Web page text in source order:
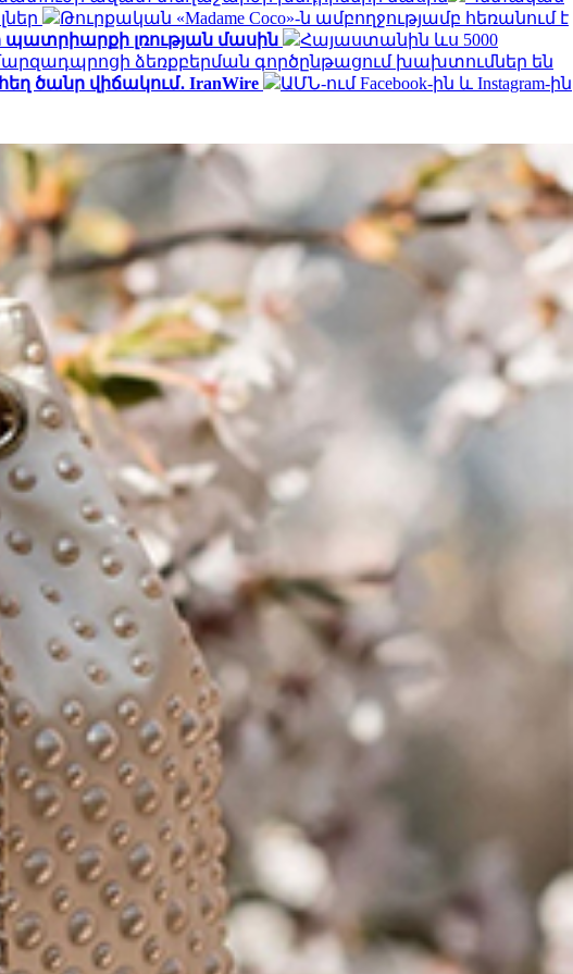
Թուրքական «Madame Coco»-ն ամբողջությամբ հեռանում է
լռության մասին
Հայաստանին ևս 5000
ձեռքբերման գործընթացում խախտումներ են
ծանր վիճակում․ IranWire
ԱՄՆ-ում Facebook-ին և Instagram-ին